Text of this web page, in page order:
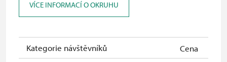
Celoroční volné vstupenky vydané
Jednorázové vstupenky vydané NPÚ
zdarma
VÍCE INFORMACÍ O OKRUHU
Kategorie návštěvníků
Cena